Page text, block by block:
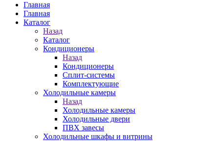
Главная
Главная
Каталог
Назад
Каталог
Кондиционеры
Назад
Кондиционеры
Сплит-системы
Комплектующие
Холодильные камеры
Назад
Холодильные камеры
Холодильные двери
ПВХ завесы
Холодильные шкафы и витрины